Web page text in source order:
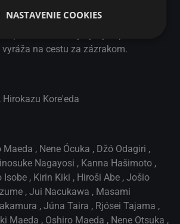
Jedného dňa sa Koiči dozvie,
stretávajú protiidúce rýchlovlaky, sa
pomocou rodiny vymyslí plán a s
na cestu za zázrakom.
Hirokazu Kore'eda
Maeda , Nene Ócuka , Džó Odagiri ,
Nagayosi , Kanna Hašimoto ,
Isobe , Kirin Kiki , Hiroši Abe , Jošio
, Jui Nacukawa , Masami
, Júna Taira , Rjósei Tajama ,
Maeda , Oshiro Maeda , Nene Otsuka ,
NASTAVENIE COOKIES